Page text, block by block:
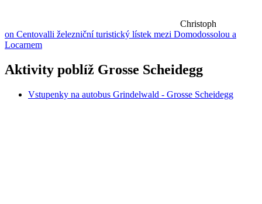
Christoph
on Centovalli železniční turistický lístek mezi Domodossolou a
Locarnem
Aktivity poblíž Grosse Scheidegg
Vstupenky na autobus Grindelwald - Grosse Scheidegg